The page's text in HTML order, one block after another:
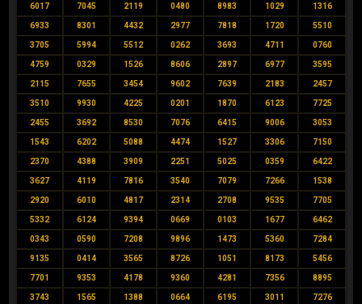
6017 7045 2119 0480 8983 1029 1316
6933 8301 4432 2977 7818 1720 5510
3705 5994 5512 0262 3693 4711 0760
4759 0329 1526 8606 2897 6977 3595
2115 7655 3454 9602 7639 2183 2457
3510 9930 4225 0201 1870 6123 7725
2455 3692 8530 7076 6415 9006 3053
1543 6202 5088 4474 1527 3306 7150
2370 4388 3909 2251 5025 0359 6422
3627 4119 7816 3540 7079 7266 1538
2920 6010 4817 2314 2708 9535 7705
5332 6124 9394 0669 0103 1677 6462
0343 0590 7208 9896 1473 5360 7284
9135 0414 3565 8726 1051 8173 5456
7701 9353 4178 9360 4281 7356 8895
3743 1565 1388 0664 6195 3011 7276